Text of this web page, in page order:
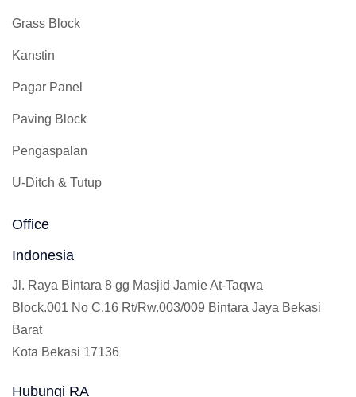
Grass Block
Kanstin
Pagar Panel
Paving Block
Pengaspalan
U-Ditch & Tutup
Office
Indonesia
Jl. Raya Bintara 8 gg Masjid Jamie At-Taqwa
Block.001 No C.16 Rt/Rw.003/009 Bintara Jaya Bekasi
Barat
Kota Bekasi 17136
Hubungi RA